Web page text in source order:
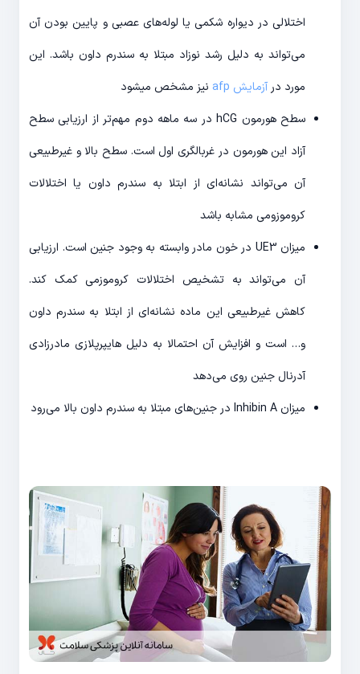
اختلالی در دیواره شکمی یا لوله‌های عصبی و پایین بودن آن
می‌تواند به دلیل رشد نوزاد مبتلا به سندرم داون باشد. این
مورد در آزمایش afp
نیز مشخص میشود
سطح هورمون hCG در سه ماهه دوم مهم‌تر از ارزیابی سطح
آزاد این هورمون در غربالگری اول است. سطح بالا و غیرطبیعی
آن می‌تواند نشانه‌ای از ابتلا به سندرم داون یا اختلالات
کروموزومی مشابه باشد
میزان UE3 در خون مادر وابسته به وجود جنین است. ارزیابی
آن می‌تواند به تشخیص اختلالات کروموزمی کمک کند.
کاهش غیرطبیعی این ماده نشانه‌ای از ابتلا به سندرم داون
و… است و افزایش آن احتمالا به دلیل هایپرپلازی مادرزادی
آدرنال جنین روی می‌دهد
میزان Inhibin A در جنین‌های مبتلا به سندرم داون بالا می‌رود